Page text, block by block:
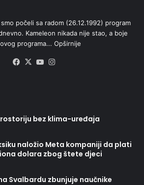
počeli sa radom (26.12.1992) program
Kameleon nikada nije stao, a boje
programa... Opširnije
Facebook
X YouTube
bez klima-uređaja
naložio Meta kompaniji da plati
dolara zbog štete djeci
Svalbardu zbunjuje naučnike